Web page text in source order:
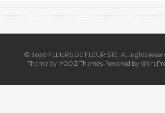
© 2026 FLEURS DE FLEURISTE. All rights
Theme by MOOZ Themes Powered by